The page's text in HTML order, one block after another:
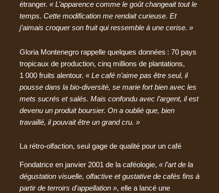
étranger. « L’apparence comme le goût changeait tout le
temps. Cette modification me rendait curieuse. Et
j’aimais croquer son fruit qui ressemble à une cerise. »
Gloria Montenegro rappelle quelques données : 70 pays
tropicaux de production, cinq millions de plantations,
1 000 fruits alentour. « Le café n’aime pas être seul, il
pousse dans la bio-diversité, se marie fort bien avec les
mets sucrés et salés. Mais confondu avec l’argent, il est
devenu un produit boursier. On a oublié que, bien
travaillé, il pouvait être un grand cru. »
La rétro-olfaction, seul gage de qualité pour un café
Fondatrice en janvier 2001 de la caféologie, « l’art de la
dégustation visuelle, olfactive et gustative de cafés fins à
partir de terroirs d’appellation », elle a lancé une